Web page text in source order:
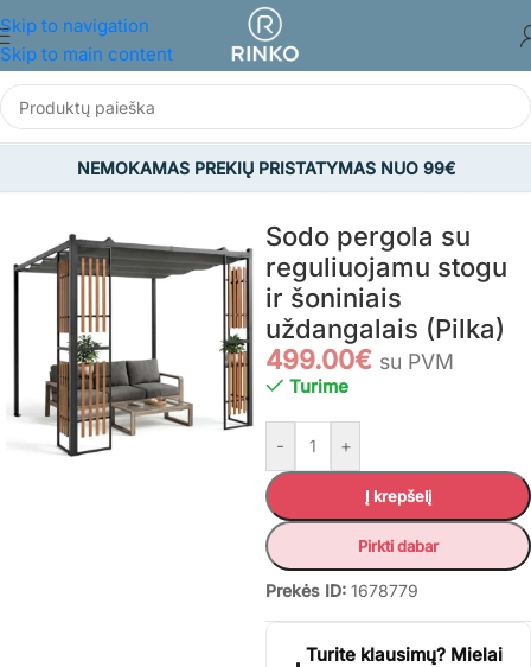
Skip to navigation
Skip to main content
NEMOKAMAS PREKIŲ PRISTATYMAS NUO 99€
SODAS/Sodo pavėsinės /Sodo pavėsinės ir paviljonai
Sodo pergola su
reguliuojamu stogu
ir šoniniais
uždangalais (Pilka)
499.00€ su PVM
Turime
- +
Į krepšelį
Pirkti dabar
Prekės ID: 1678779
Turite klausimų? Mielai